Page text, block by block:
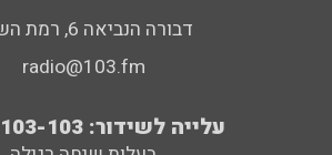
דבורה הנביאה 6, רמת השרון
radio@103.fm
עלייה לשידור: 0552-103-103